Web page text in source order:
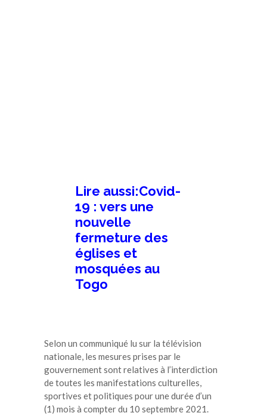
Lire aussi:Covid-
19 : vers une
nouvelle
fermeture des
églises et
mosquées au
Togo
Selon un communiqué lu sur la télévision
nationale, les mesures prises par le
gouvernement sont relatives à l’interdiction
de toutes les manifestations culturelles,
sportives et politiques pour une durée d’un
(1) mois à compter du 10 septembre 2021.